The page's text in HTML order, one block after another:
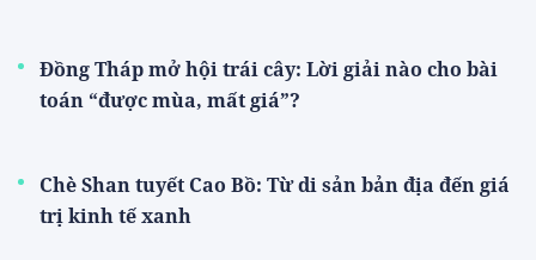
Đồng Tháp mở hội trái cây: Lời giải nào cho bài
toán “được mùa, mất giá”?
Chè Shan tuyết Cao Bồ: Từ di sản bản địa đến giá
trị kinh tế xanh